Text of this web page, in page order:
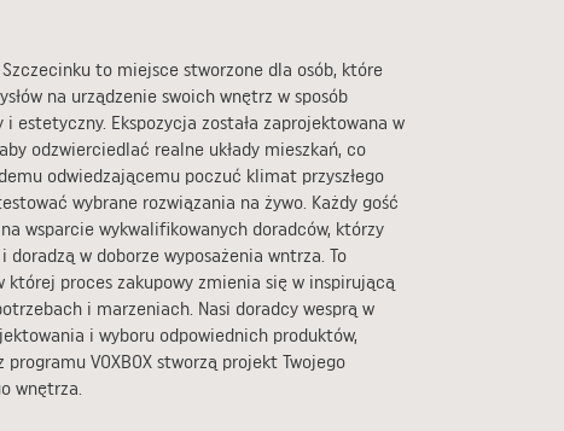
Szczecinku to miejsce stworzone dla osób, które
na urządzenie swoich wnętrz w sposób
estetyczny. Ekspozycja została zaprojektowana w
odzwierciedlać realne układy mieszkań, co
odwiedzającemu poczuć klimat przyszłego
wybrane rozwiązania na żywo. Każdy gość
wsparcie wykwalifikowanych doradców, którzy
doradzą w doborze wyposażenia wntrza. To
której proces zakupowy zmienia się w inspirującą
i marzeniach. Nasi doradcy wesprą w
i wyboru odpowiednich produktów,
programu VOXBOX stworzą projekt Twojego
wnętrza.